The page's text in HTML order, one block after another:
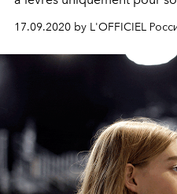
que d'autres optent pour
Dans cet article, nous
appliquer correctement le
17.09.2020 by L'OFFICIEL